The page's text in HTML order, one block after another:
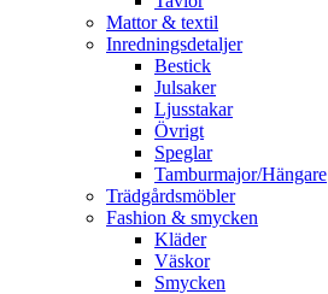
Mattor & textil
Inredningsdetaljer
Bestick
Julsaker
Ljusstakar
Övrigt
Speglar
Tamburmajor/Hängare
Trädgårdsmöbler
Fashion & smycken
Kläder
Väskor
Smycken